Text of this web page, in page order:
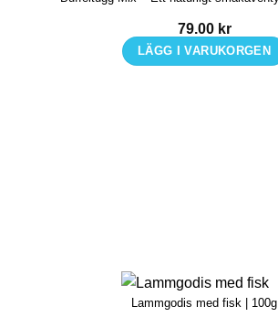
79.00 kr
LÄGG I VARUKORGEN
Lammgodis med fisk | 100g